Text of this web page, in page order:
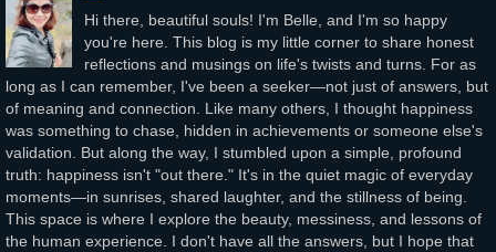
Hi there, beautiful souls! I'm Belle, and I'm so happy
you're here. This blog is my little corner to share honest
reflections and musings on life's twists and turns. For as
long as I can remember, I've been a seeker—not just of answers, but
of meaning and connection. Like many others, I thought happiness
was something to chase, hidden in achievements or someone else's
validation. But along the way, I stumbled upon a simple, profound
truth: happiness isn't "out there." It's in the quiet magic of everyday
moments—in sunrises, shared laughter, and the stillness of being.
This space is where I explore the beauty, messiness, and lessons of
the human experience. I don't have all the answers, but I hope that